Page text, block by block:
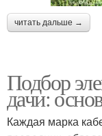
читать дальше →
Подбор
дачи:
Каждая марка